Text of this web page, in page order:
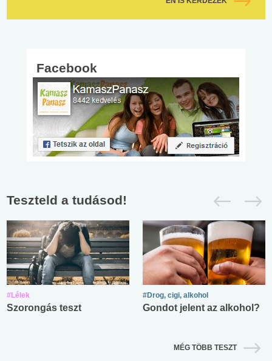
Facebook
Teszteld a tudásod!
#Lélek
Szorongás teszt
#Drog, cigi, alkohol
Gondot jelent az alkohol?
MÉG TÖBB TESZT